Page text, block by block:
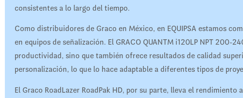
consistentes a lo largo del tiempo.
Como distribuidores de Graco en México, en EQUIPSA estamos
en equipos de señalización. El GRACO QUANTM i120LP NPT 200-
productividad, sino que también ofrece resultados de calidad
personalización, lo que lo hace adaptable a diferentes tipos de
El Graco RoadLazer RoadPak HD, por su parte, lleva el